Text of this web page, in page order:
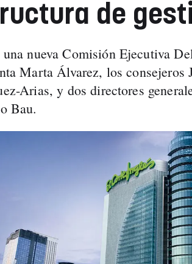
de
una nueva Comisión Ejecutiva
Marta Álvarez, los consejeros
Arias, y dos directores
Bau.